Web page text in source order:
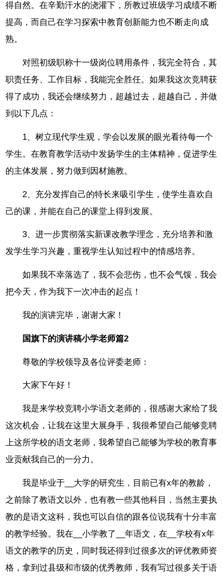
得自然。在辛勤汗水的浇灌下，所教过班级学习成绩不断
提高，而自己在学习探索中教育创新能力也不断走向成
熟。
对照初级职称十一级岗位聘用条件，我完全符合，其
职责任务、工作目标，我能完全胜任。如果我这次竞聘获
得了成功，我还会继续努力，超越过去，超越自己，并做
到以下几点：
1、树立现代学生观，学会以发展的眼光看待每一个
学生。在教育教学活动中发扬学生的主体精神，促进学生
的主体发展，努力做到因材施教。
2、充分发挥自己的特长来吸引学生，使学生喜欢自
己的课，并能在自己的课堂上得到发展。
3、进一步贯彻落实新课改教学理念，充分培养和激
发学生学习兴趣，重视学生认知过程中的情感培养。
如果我不幸落选了，我不会悲伤，也不会气馁，我会
把今天，作为我下一次冲击的起点！
我的演讲完毕，谢谢大家！
国旗下的演讲稿小学老师篇2
尊敬的学校领导及各位评委老师：
大家下午好！
我是来学校竞聘小学语文老师的，很感谢大家给了我
这次机会，让我在这里大展身手，我很希望自己能够竞聘
上这所学校的语文老师，我希望自己能够为学校的教育事
业贡献我自己的一分力。
我是毕业于__大学的研究生，目前已有x年的教龄，
之前除了教语文以外，也有教一些其他科目，当然主要执
教的是语文这科，我也可以自信的跟各位说我有十分丰富
的教学经验。我在__小学教了__年语文，在__学校有x年
语文的教学的历史，同时我还得到过很多次的评优教师资
格，拿到过县级和市级的优秀教师，我有写过很多关于语